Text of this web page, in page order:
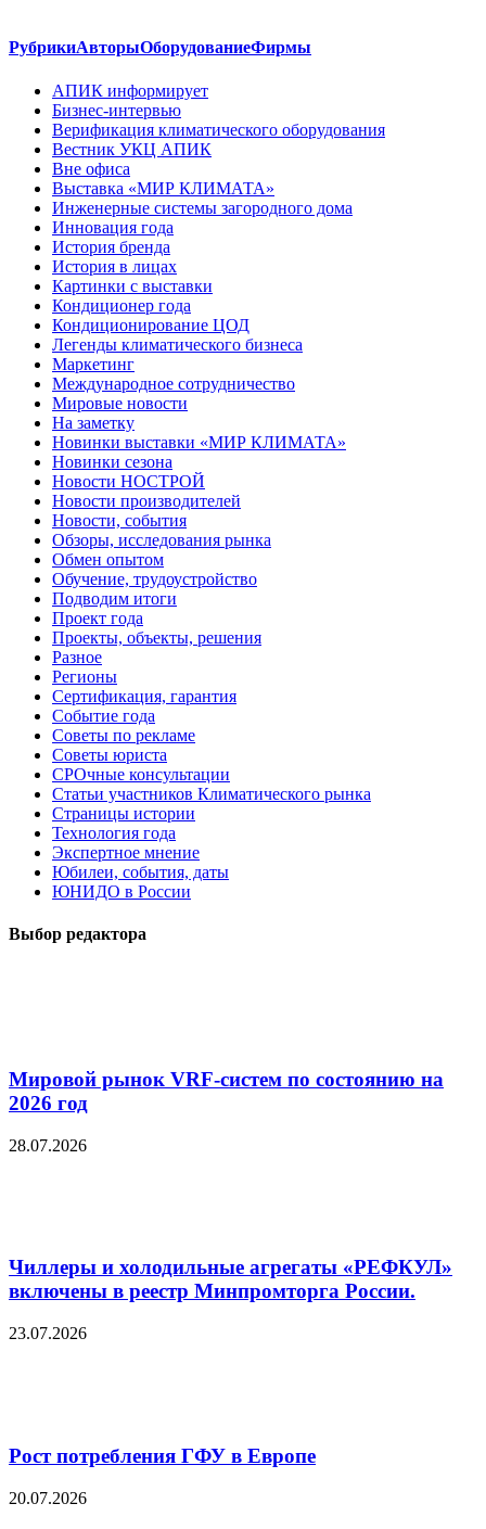
РубрикиАвторыОборудованиеФирмы
АПИК информирует
Бизнес-интервью
Верификация климатического оборудования
Вестник УКЦ АПИК
Вне офиса
Выставка «МИР КЛИМАТА»
Инженерные системы загородного дома
Инновация года
История бренда
История в лицах
Картинки с выставки
Кондиционер года
Кондиционирование ЦОД
Легенды климатического бизнеса
Маркетинг
Международное сотрудничество
Мировые новости
На заметку
Новинки выставки «МИР КЛИМАТА»
Новинки сезона
Новости НОСТРОЙ
Новости производителей
Новости, события
Обзоры, исследования рынка
Обмен опытом
Обучение, трудоустройство
Подводим итоги
Проект года
Проекты, объекты, решения
Разное
Регионы
Сертификация, гарантия
Событие года
Советы по рекламе
Советы юриста
СРОчные консультации
Статьи участников Климатического рынка
Страницы истории
Технология года
Экспертное мнение
Юбилеи, события, даты
ЮНИДО в России
Выбор редактора
Мировой рынок VRF-систем по состоянию на
2026 год
28.07.2026
Чиллеры и холодильные агрегаты «РЕФКУЛ»
включены в реестр Минпромторга России.
23.07.2026
Рост потребления ГФУ в Европе
20.07.2026